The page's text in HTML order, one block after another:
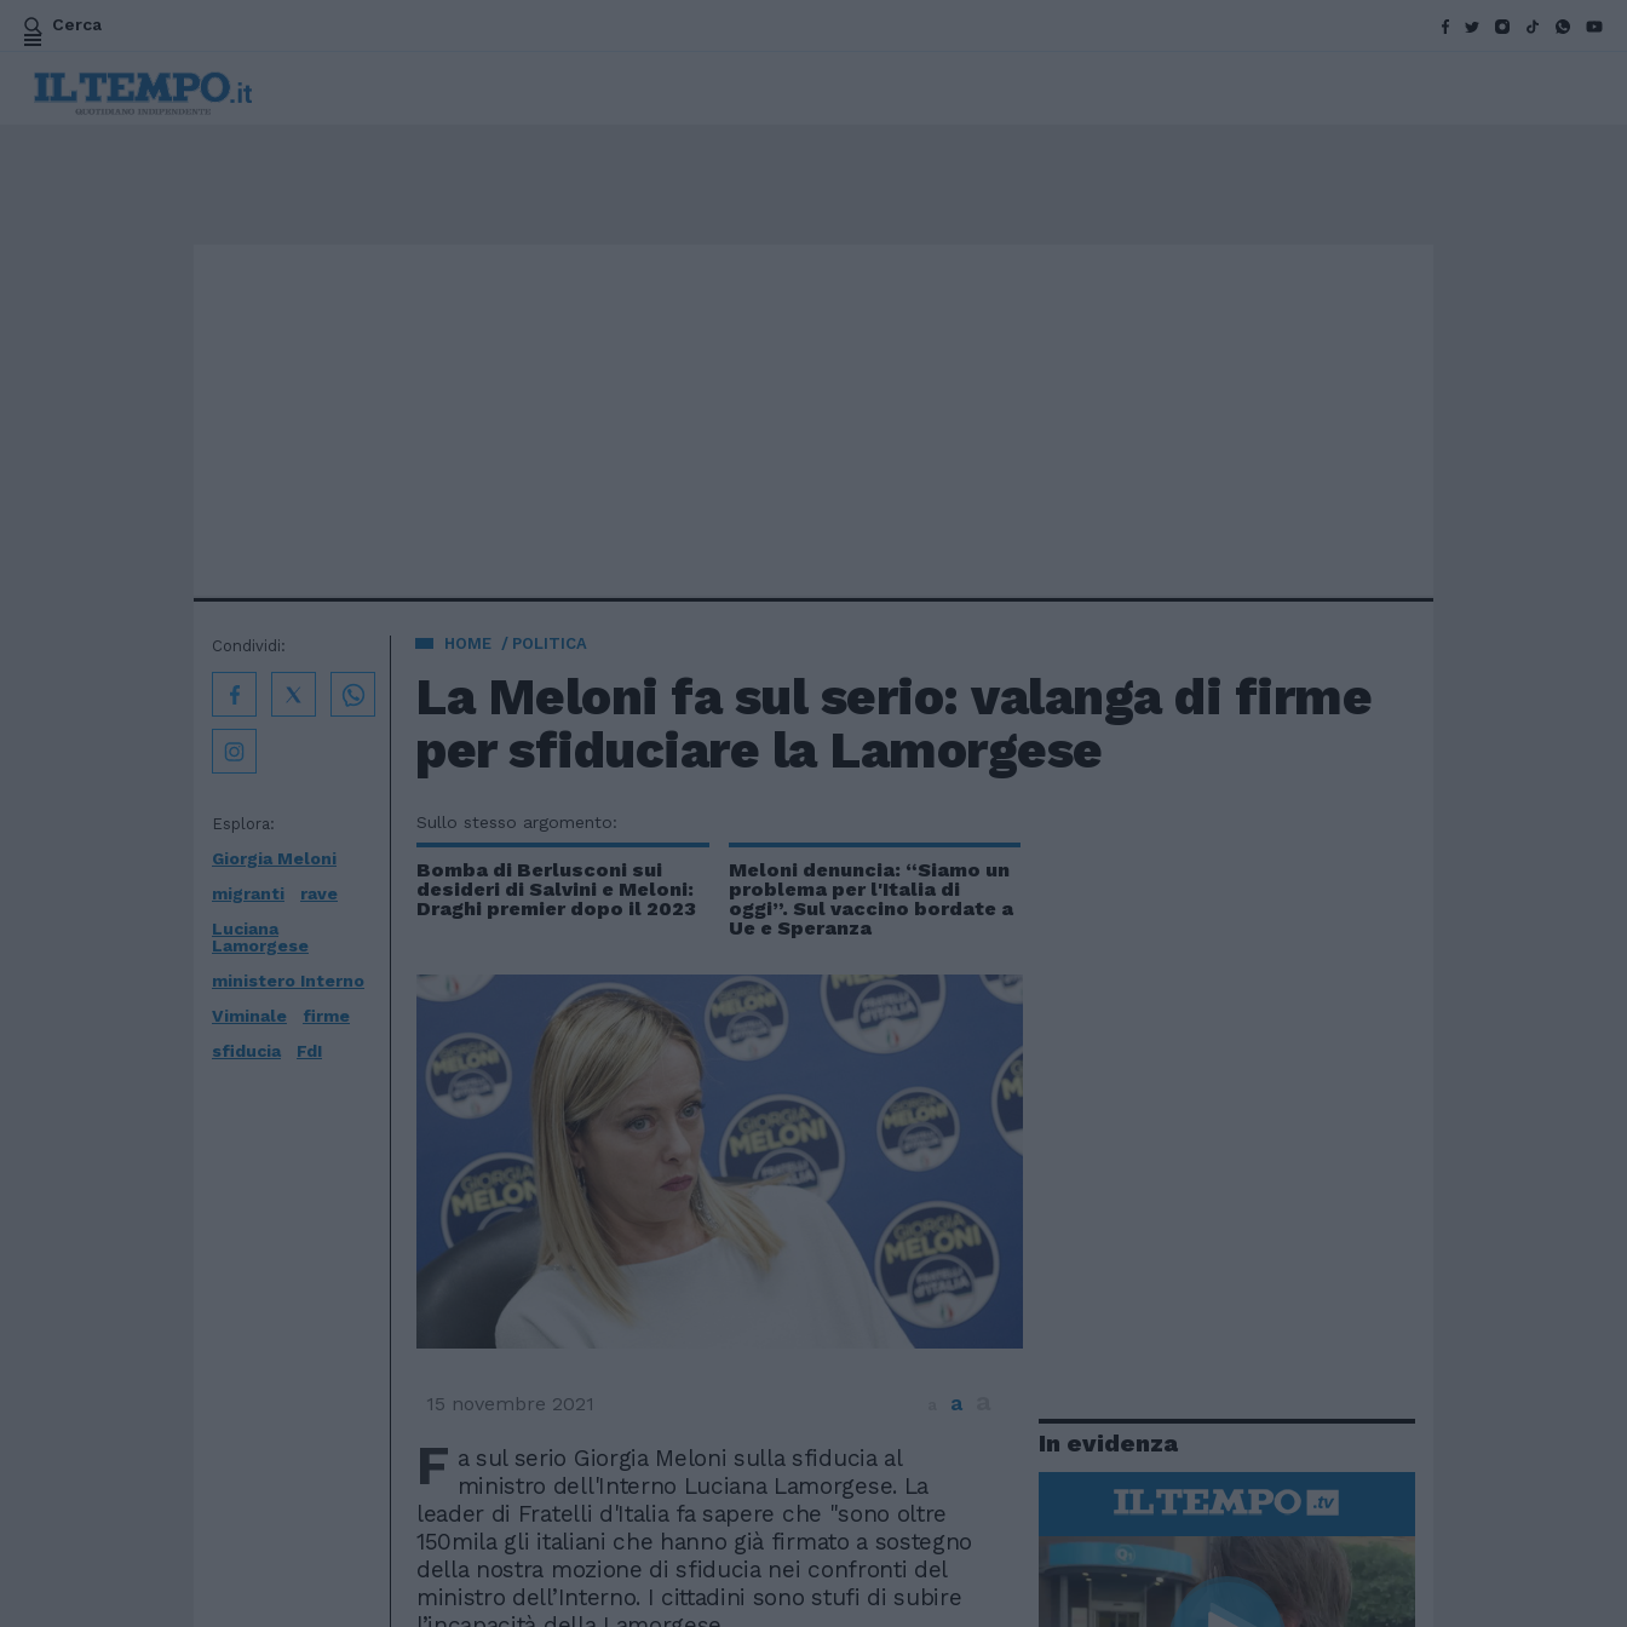
Cerca
HOME POLITICA
La Meloni fa sul serio: valanga di firme
per sfiduciare la Lamorgese
Esplora:
Giorgia Meloni
migranti
rave
Luciana
Lamorgese
ministero Interno
Viminale
firme
sfiducia
FdI
Condividi:
Sullo stesso argomento:
Bomba di Berlusconi sui
desideri di Salvini e Meloni:
Draghi premier dopo il 2023
Meloni denuncia: “Siamo un
problema per l'Italia di
oggi”. Sul vaccino bordate a
Ue e Speranza
15 novembre 2021 a
F a sul serio Giorgia Meloni sulla sfiducia al
ministro dell'Interno Luciana Lamorgese. La
leader di Fratelli d'Italia fa sapere che "sono oltre
150mila gli italiani che hanno già firmato a sostegno
della nostra mozione di sfiducia nei confronti del
ministro dell’Interno. I cittadini sono stufi di subire
In evidenza